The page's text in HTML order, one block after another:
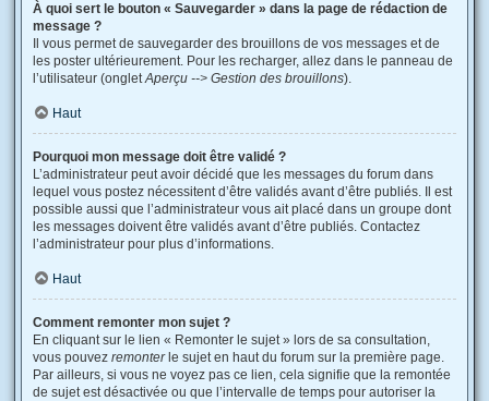
À quoi sert le bouton « Sauvegarder » dans la page de rédaction de
message ?
Il vous permet de sauvegarder des brouillons de vos messages et de
les poster ultérieurement. Pour les recharger, allez dans le panneau de
l’utilisateur (ongletAperçu --> Gestion des brouillons).
Haut
Pourquoi mon message doit être validé ?
L’administrateur peut avoir décidé que les messages du forum dans
lequel vous postez nécessitent d’être validés avant d’être publiés. Il est
possible aussi que l’administrateur vous ait placé dans un groupe dont
les messages doivent être validés avant d’être publiés. Contactez
l’administrateur pour plus d’informations.
Haut
Comment remonter mon sujet ?
En cliquant sur le lien « Remonter le sujet » lors de sa consultation,
vous pouvez remonterle sujet en haut du forum sur la première page.
Par ailleurs, si vous ne voyez pas ce lien, cela signifie que la remontée
de sujet est désactivée ou que l’intervalle de temps pour autoriser la